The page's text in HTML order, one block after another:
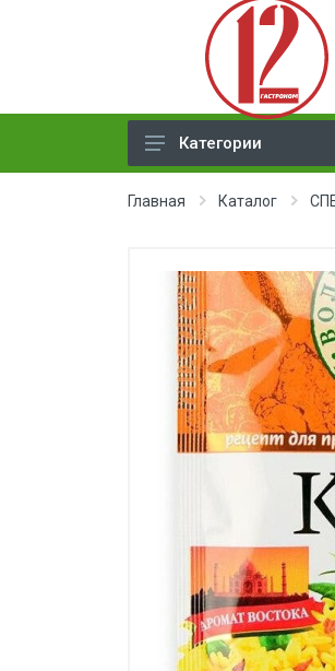
МЕД, ДЖЕМ,
ХЛЕБ
МОЛОЧНАЯ
недлит. хранения)
НАПИТКИ
СОКИ
ЗАМОРОЗКА
КОЛБАСНЫЕ ИЗДЕЛИЯ
МАКАРОННЫЕ ИЗДЕЛИЯ
СЫРЫ МЯГКИЕ И
Категории
Главная Каталог